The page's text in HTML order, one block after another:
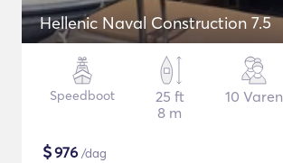
Hellenic Naval Construction 7.5
Speedboot
25 ft
8 m
10 Varen
$976 /dag